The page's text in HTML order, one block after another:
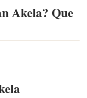
Akela? Que